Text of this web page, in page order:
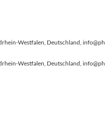
Westfalen, Deutschland,
Westfalen, Deutschland,